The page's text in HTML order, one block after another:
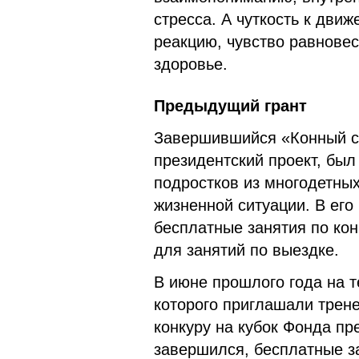
стресса. А чуткость к
реакцию, чувство
здоровье.
Предыдущий грант
Завершившийся «Конный
президентский проект,
подростков из
жизненной ситуации. В
бесплатные занятия по
для занятий по выездке.
В июне прошлого года на
которого приглашали
конкуру на кубок Фонда
завершился, бесплатные